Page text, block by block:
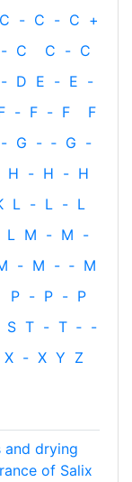
C - C - C +
- C C - C
- D E - E -
- F - F
F
- G - ‐ G -
H - H - H
L - L - L
L M - M -
- M - ‐ M
P - P - P
S T - T ‐ -
X - X Y Z
drying
of Salix